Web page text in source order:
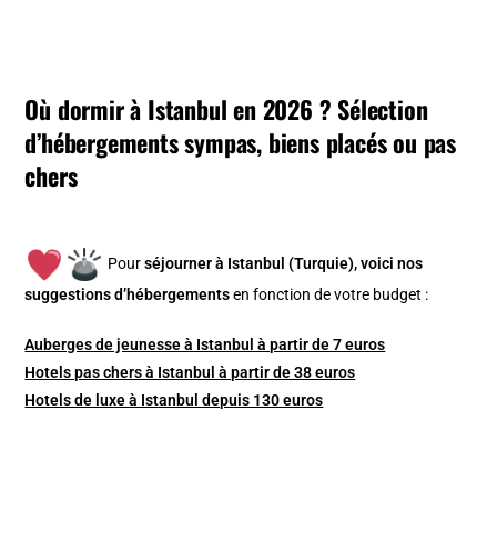
Où dormir à Istanbul en 2026 ? Sélection
d’hébergements sympas, biens placés ou pas
chers
Pourséjourner à Istanbul (Turquie), voici nos
suggestions d’hébergements en fonction de votre budget :
Auberges de jeunesse à Istanbul à partir de 7 euros
Hotels pas chers à Istanbul à partir de 38 euros
Hotels de luxe à Istanbul depuis 130 euros